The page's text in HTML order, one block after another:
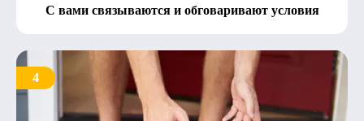
С вами связываются и обговаривают условия
4